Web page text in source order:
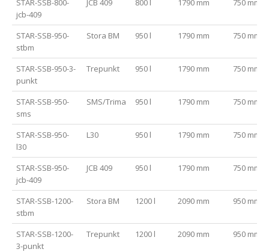
STAR-SSB-800-
jcb-409
JCB 409 800 l 1790 mm 750 mm
STAR-SSB-950-
stbm
Stora BM 950 l 1790 mm 750 mm
STAR-SSB-950-3-
punkt
Trepunkt 950 l 1790 mm 750 mm
STAR-SSB-950-
sms
SMS/Trima 950 l 1790 mm 750 mm
STAR-SSB-950-
l30
L30 950 l 1790 mm 750 mm
STAR-SSB-950-
jcb-409
JCB 409 950 l 1790 mm 750 mm
STAR-SSB-1200-
stbm
Stora BM 1200 l 2090 mm 950 mm
STAR-SSB-1200-
3-punkt
Trepunkt 1200 l 2090 mm 950 mm